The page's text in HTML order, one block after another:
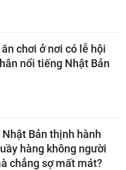
chơi ở nơi có lễ hội
nổi tiếng Nhật Bản
Bản thịnh hành
hàng không người
chẳng sợ mất mát?